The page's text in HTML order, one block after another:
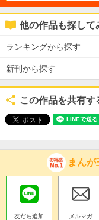
他の作品も探して
ランキングから探す
新刊から探す
この作品を共有す
まん
友だち追加
メルマガ